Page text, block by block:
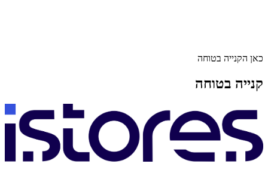
כאן הקנייה בטוחה
קנייה בטוחה